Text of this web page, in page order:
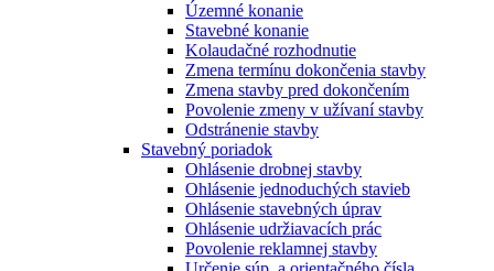
Územné konanie
Stavebné konanie
Kolaudačné rozhodnutie
Zmena termínu dokončenia stavby
Zmena stavby pred dokončením
Povolenie zmeny v užívaní stavby
Odstránenie stavby
Stavebný poriadok
Ohlásenie drobnej stavby
Ohlásenie jednoduchých stavieb
Ohlásenie stavebných úprav
Ohlásenie udržiavacích prác
Povolenie reklamnej stavby